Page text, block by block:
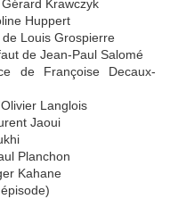
Krawczyk
Huppert
Louis Grospierre
de Jean-Paul Salomé
de Françoise Decaux-
Langlois
Jaoui
Planchon
Kahane